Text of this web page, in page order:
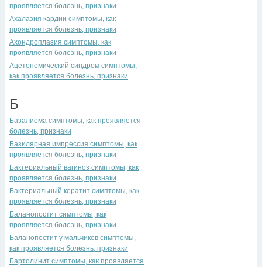
проявляется болезнь, признаки
Ахалазия кардии симптомы, как
проявляется болезнь, признаки
Ахондроплазия симптомы, как
проявляется болезнь, признаки
Ацетонемический синдром симптомы,
как проявляется болезнь, признаки
Б
Базалиома симптомы, как проявляется
болезнь, признаки
Базилярная импрессия симптомы, как
проявляется болезнь, признаки
Бактериальный вагиноз симптомы, как
проявляется болезнь, признаки
Бактериальный кератит симптомы, как
проявляется болезнь, признаки
Баланопостит симптомы, как
проявляется болезнь, признаки
Баланопостит у мальчиков симптомы,
как проявляется болезнь, признаки
Бартолинит симптомы, как проявляется